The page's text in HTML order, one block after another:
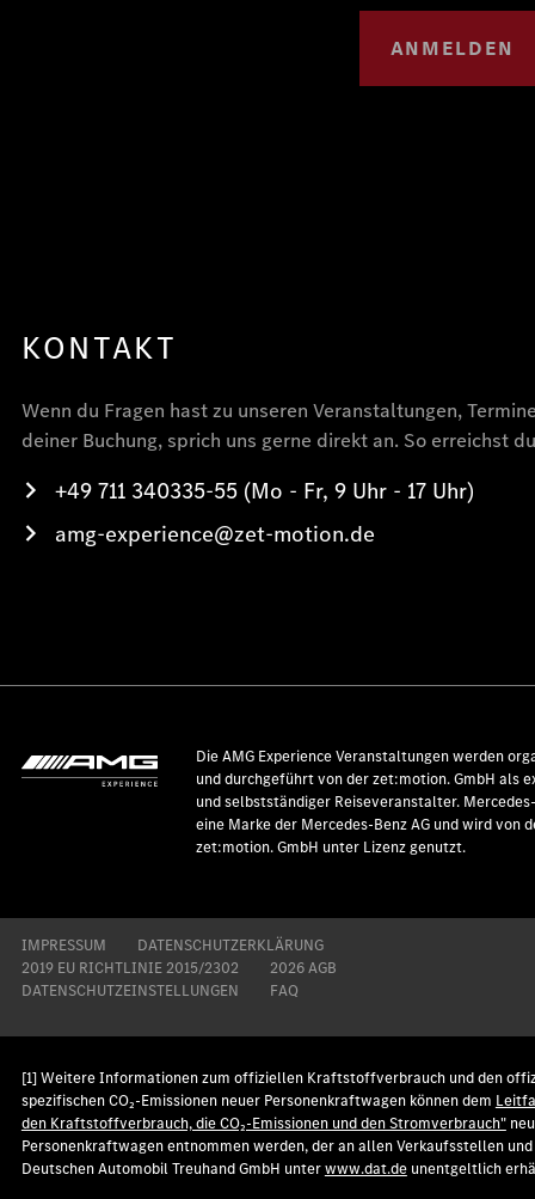
ANMELDEN
KONTAKT
Wenn du Fragen hast zu unseren Veranstaltungen,
deiner Buchung, sprich uns gerne direkt an. So erreichst
+49 711 340335-55 (Mo - Fr, 9 Uhr - 17 Uhr)
amg-experience@zet-motion.de
Die AMG Experience Veranstaltungen werden
und durchgeführt von der zet:motion. GmbH als
und selbstständiger Reiseveranstalter.
eine Marke der Mercedes-Benz AG und wird von
zet:motion. GmbH unter Lizenz genutzt.
IMPRESSUM
DATENSCHUTZERKLÄRUNG
2019 EU RICHTLINIE 2015/2302
2026 AGB
DATENSCHUTZEINSTELLUNGEN
FAQ
[1] Weitere Informationen zum offiziellen Kraftstoffverbrauch und den
spezifischen CO₂-Emissionen neuer Personenkraftwagen können dem
den Kraftstoffverbrauch, die CO₂-Emissionen und den Stromverbrauch"
Personenkraftwagen entnommen werden, der an allen Verkaufsstellen
Deutschen Automobil Treuhand GmbH unterwww.dat.deunentgeltlich